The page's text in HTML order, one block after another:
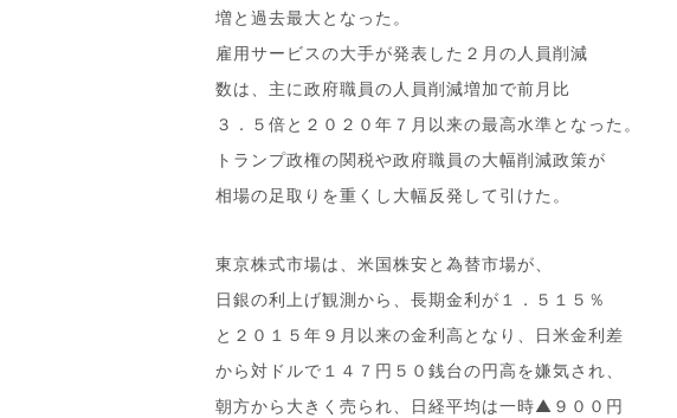
増と過去最大となった。
雇用サービスの大手が発表した２月の人員削減
数は、主に政府職員の人員削減増加で前月比
３．５倍と２０２０年７月以来の最高水準となった。
トランプ政権の関税や政府職員の大幅削減政策が
相場の足取りを重くし大幅反発して引けた。
東京株式市場は、米国株安と為替市場が、
日銀の利上げ観測から、長期金利が１．５１５％
と２０１５年９月以来の金利高となり、日米金利差
から対ドルで１４７円５０銭台の円高を嫌気され、
朝方から大きく売られ、日経平均は一時▲９００円